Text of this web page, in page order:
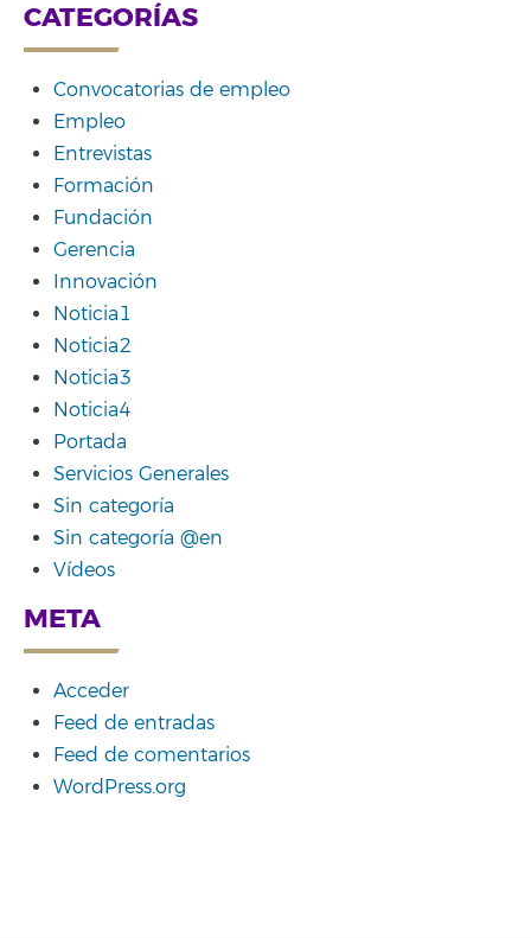
CATEGORÍAS
Convocatorias de empleo
Empleo
Entrevistas
Formación
Fundación
Gerencia
Innovación
Noticia1
Noticia2
Noticia3
Noticia4
Portada
Servicios Generales
Sin categoría
Sin categoría @en
Vídeos
META
Acceder
Feed de entradas
Feed de comentarios
WordPress.org